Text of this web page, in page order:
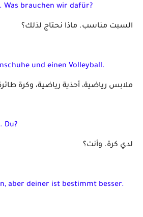
Was brauchen wir dafür?
السبت مناسب. ماذا نحتاج لذلك؟
und einen Volleyball.
ملابس رياضية، أحذية رياضية، وكرة
Du?
لدي كرة. وأنت؟
aber deiner ist bestimmt besser.